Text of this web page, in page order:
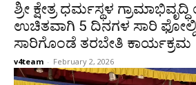
ಶ್ರೀ ಕ್ಷೇತ್ರ ಧರ್ಮಸ್ಥಳ
ಉಚಿತವಾಗಿ 5 ದಿನಗಳ ಸಾರಿ
ಸಾರಿಗೊಂಡೆ ತರಬೇತಿ ಕಾರ್ಯಕ್ರಮ
v4team - February 2, 2026